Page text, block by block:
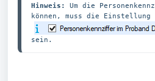
Hinweis:
Um die
können, muss die Einstellung
sein.